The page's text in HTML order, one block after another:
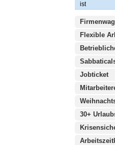
ist
Flexible
Jobticket
30+